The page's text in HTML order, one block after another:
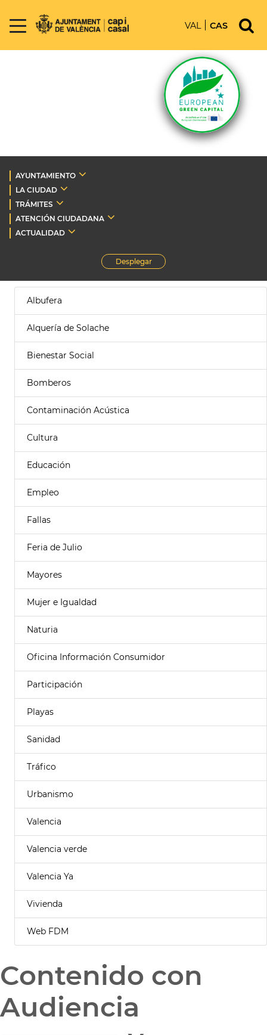
VAL CAS
AYUNTAMIENTO
LA CIUDAD
TRÁMITES
ATENCIÓN CIUDADANA
ACTUALIDAD
Desplegar
Albufera
Alquería de Solache
Bienestar Social
Bomberos
Contaminación Acústica
Cultura
Educación
Empleo
Fallas
Feria de Julio
Mayores
Mujer e Igualdad
Naturia
Oficina Información Consumidor
Participación
Playas
Sanidad
Tráfico
Urbanismo
Valencia
Valencia verde
Valencia Ya
Vivienda
Web FDM
Contenido con
Audiencia